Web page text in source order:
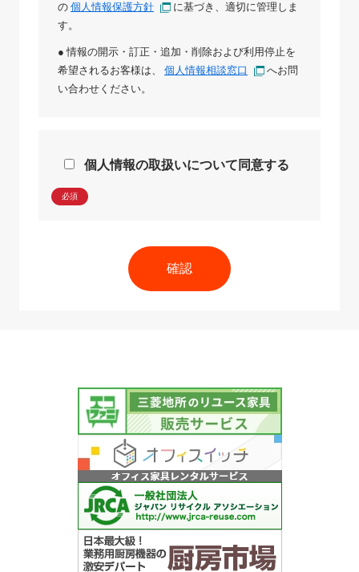
の 個人情報保護方針
に基づき、適切に管理しま
す。
● 情報の開示・訂正・追加・削除および利用停止を
希望されるお客様は、 個人情報相談窓口
へお問
い合わせください。
個人情報の取扱いについて同意する
必須